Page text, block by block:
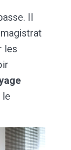
Il
les
le